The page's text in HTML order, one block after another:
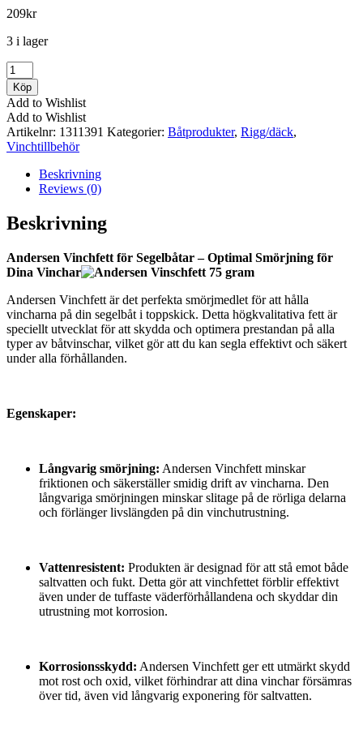
209kr
3 i lager
Andersen
Vinschfett
75
gram
mängd
Köp
Add to Wishlist
Add to Wishlist
Artikelnr: 1311391 Kategorier: Båtprodukter, Rigg/däck,
Vinchtillbehör
Beskrivning
Reviews (0)
Beskrivning
Andersen Vinchfett för Segelbåtar – Optimal Smörjning för
Dina Vinchar
Andersen Vinchfett är det perfekta smörjmedlet för att hålla
vincharna på din segelbåt i toppskick. Detta högkvalitativa fett är
speciellt utvecklat för att skydda och optimera prestandan på alla
typer av båtvinschar, vilket gör att du kan segla effektivt och säkert
under alla förhållanden.
Egenskaper:
Långvarig smörjning: Andersen Vinchfett minskar
friktionen och säkerställer smidig drift av vincharna. Den
långvariga smörjningen minskar slitage på de rörliga delarna
och förlänger livslängden på din vinchutrustning.
Vattenresistent: Produkten är designad för att stå emot både
saltvatten och fukt. Detta gör att vinchfettet förblir effektivt
även under de tuffaste väderförhållandena och skyddar din
utrustning mot korrosion.
Korrosionsskydd: Andersen Vinchfett ger ett utmärkt skydd
mot rost och oxid, vilket förhindrar att dina vinchar försämras
över tid, även vid långvarig exponering för saltvatten.